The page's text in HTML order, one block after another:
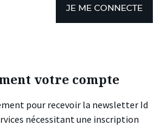
JE ME CONNECTE
votre compte
pour recevoir la newsletter Id
nécessitant une inscription